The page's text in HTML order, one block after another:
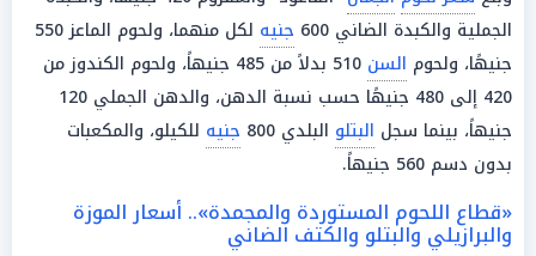
الجملية والكبدة الضاني 600
جنيه
لكل منهما، ولحوم الماعز 550
جنيهًا، ولحوم السن
510 بدلاً من 485 جنيهاً، ولحوم الكندوز من
420 إلى 480 جنيهًا حسب نسبة الدهن، والدهن الجملي 120
جنيهاً، بينما سجل البتلو البلدي 800 جنيه للكيلو، والمكعبات
بدون دسم 560 جنيهاً.
«قطاع اللحوم المستوردة والمجمدة».. أسعار الموزة
والبرازيلي والبتلو والكتف الضاني